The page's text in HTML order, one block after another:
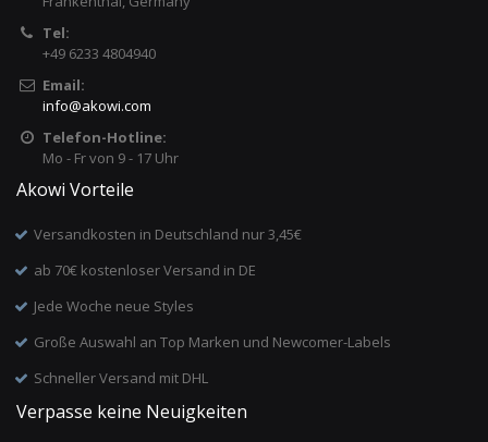
Tel:
+49 6233 4804940
Email:
info@akowi.com
Telefon-Hotline:
Mo - Fr von 9 - 17 Uhr
Akowi Vorteile
Versandkosten in Deutschland nur 3,45€
ab 70€ kostenloser Versand in DE
Jede Woche neue Styles
Große Auswahl an Top Marken und Newcomer-Labels
Schneller Versand mit DHL
Verpasse keine Neuigkeiten